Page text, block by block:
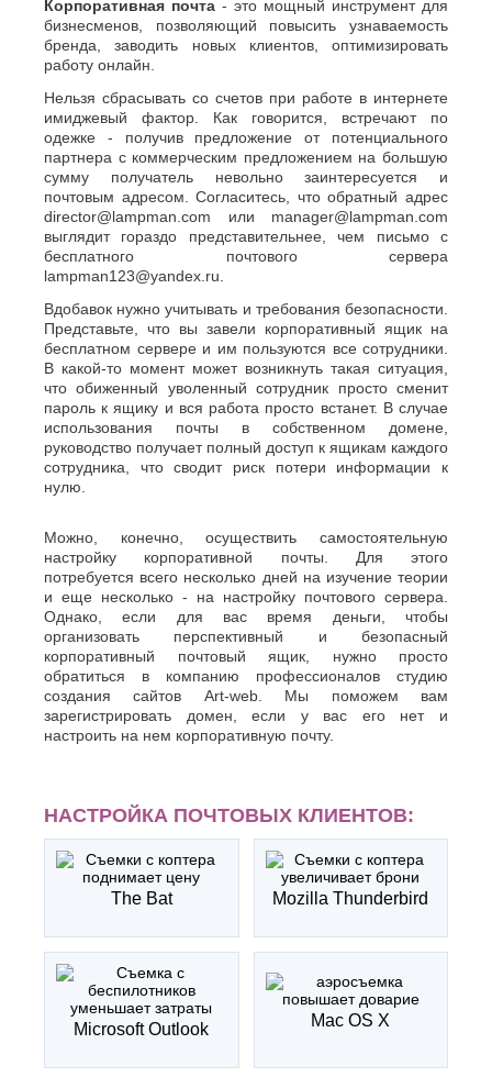
Великий
Новгород
Владикавказ
Владимир
Волгоград
Волгодонск
Волжск
Волжский
Вологда
Воронеж
Г
Геленджик
Грозный
Д
Дербент
Джанкой
Дзержинск
Е
Ессентуки
Ж
Жуковский
З
Златоуст
И
Й
Йошкар-
Ола
Казань
Калининград
Калуга
Каменск-
Уральский
Камышин
Омск
Орел
Оренбург
Зуево
Орск
П
Пенза
Первоуральск
Пермь
Петрозаводск
Подольск
Пушкино
Пятигорск
Р
Ростов-
на-
Дону
Рыбинск
Рязань
Салават
Самара
Санкт-
Петербург
Саранск
Сарапул
Саратов
Севастополь
Сергиев
Посад
Сочи
Старый
Оскол
Стерлитамак
Сургут
Сызрань
Сыктывкар
Корпоративная почта - это мощный инструмент для
бизнесменов, позволяющий повысить узнаваемость
бренда, заводить новых клиентов, оптимизировать
работу онлайн.
Нельзя сбрасывать со счетов при работе в интернете
имиджевый фактор. Как говорится, встречают по
одежке - получив предложение от потенциального
партнера с коммерческим предложением на большую
сумму получатель невольно заинтересуется и
почтовым адресом. Согласитесь, что обратный адрес
director@lampman.com или manager@lampman.com
выглядит гораздо представительнее, чем письмо с
бесплатного почтового сервера
lampman123@yandex.ru.
Вдобавок нужно учитывать и требования безопасности.
Представьте, что вы завели корпоративный ящик на
бесплатном сервере и им пользуются все сотрудники.
В какой-то момент может возникнуть такая ситуация,
что обиженный уволенный сотрудник просто сменит
пароль к ящику и вся работа просто встанет. В случае
использования почты в собственном домене,
руководство получает полный доступ к ящикам каждого
сотрудника, что сводит риск потери информации к
нулю.
Можно, конечно, осуществить самостоятельную
настройку корпоративной почты. Для этого
потребуется всего несколько дней на изучение теории
и еще несколько - на настройку почтового сервера.
Однако, если для вас время деньги, чтобы
организовать перспективный и безопасный
корпоративный почтовый ящик, нужно просто
обратиться в компанию профессионалов студию
создания сайтов Аrt-web. Мы поможем вам
зарегистрировать домен, если у вас его нет и
настроить на нем корпоративную почту.
НАСТРОЙКА ПОЧТОВЫХ КЛИЕНТОВ:
The Bat Mozilla Thunderbird
Microsoft Outlook Mac OS X